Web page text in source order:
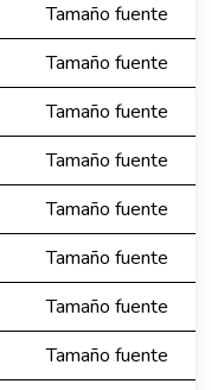
Tamaño fuente
Tamaño fuente
Tamaño fuente
Tamaño fuente
Tamaño fuente
Tamaño fuente
Tamaño fuente
Tamaño fuente